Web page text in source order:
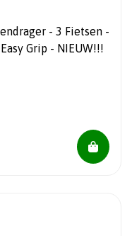
- 3 Fietsen -
Grip - NIEUW!!!